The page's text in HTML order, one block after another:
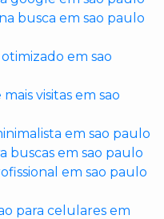
busca em sao paulo
em sao
visitas em sao
em sao paulo
buscas em sao paulo
em sao paulo
para celulares em